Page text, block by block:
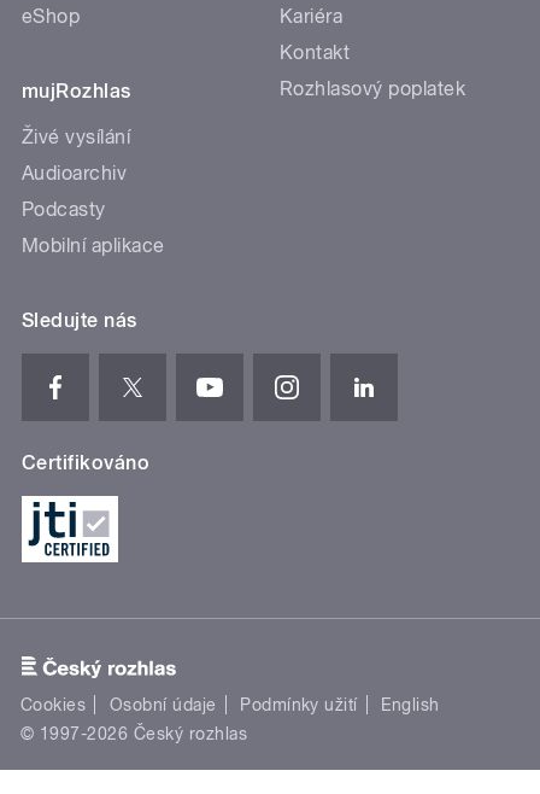
eShop
mujRozhlas
Živé vysílání
Audioarchiv
Podcasty
Mobilní aplikace
Kariéra
Kontakt
Rozhlasový poplatek
Sledujte nás
Certifikováno
Cookies Osobní údaje Podmínky užití
English
© 1997-2026 Český rozhlas